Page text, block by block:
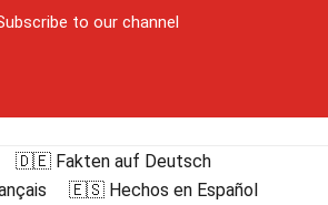
to our channel
🇩🇪 Fakten auf Deutsch
🇪🇸 Hechos en Español